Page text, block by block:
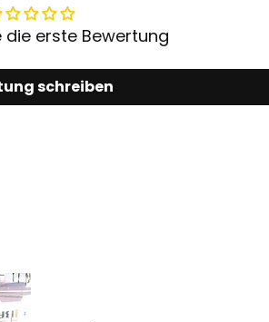
die erste Bewertung
schreiben